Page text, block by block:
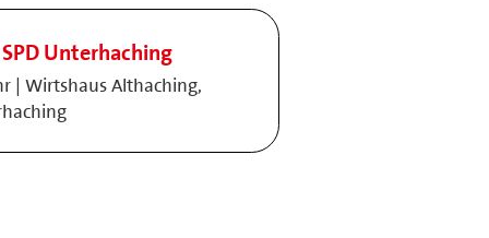
Unterhaching
| Wirtshaus Althaching,